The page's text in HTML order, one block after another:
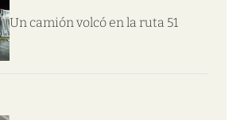
Un camión volcó en la ruta 51